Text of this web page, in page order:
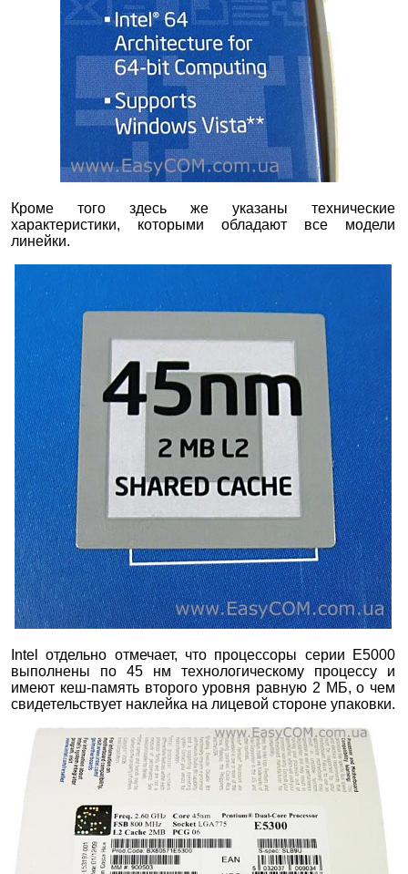
Кроме того здесь же указаны технические
характеристики, которыми обладают все модели
линейки.
Intel отдельно отмечает, что процессоры серии Е5000
выполнены по 45 нм технологическому процессу и
имеют кеш-память второго уровня равную 2 МБ, о чем
свидетельствует наклейка на лицевой стороне упаковки.